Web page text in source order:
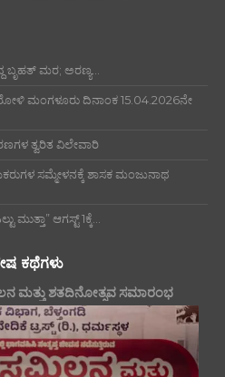
ಬೃಹತ್ ಮರ; ಅರಣ್ಯ...
ಮಂಗಳೂರು ದಿನಾಂಕ 15.04.2026ನೇ
ತ್ವರಿತ ವಿಲೇವಾರಿ
ಸಮ್ಮೇಳನಕ್ಕೆ ಶಾಸಕ ಮಂಜುನಾಥ
ಮುತ್ತಾ” ಆಗಸ್ಟ್ 1ಕ್ಕೆ...
ಕಥೆಗಳು
ಮತ್ತು ಶತದಿನೋತ್ಸವ ಸಮಾರಂಭ